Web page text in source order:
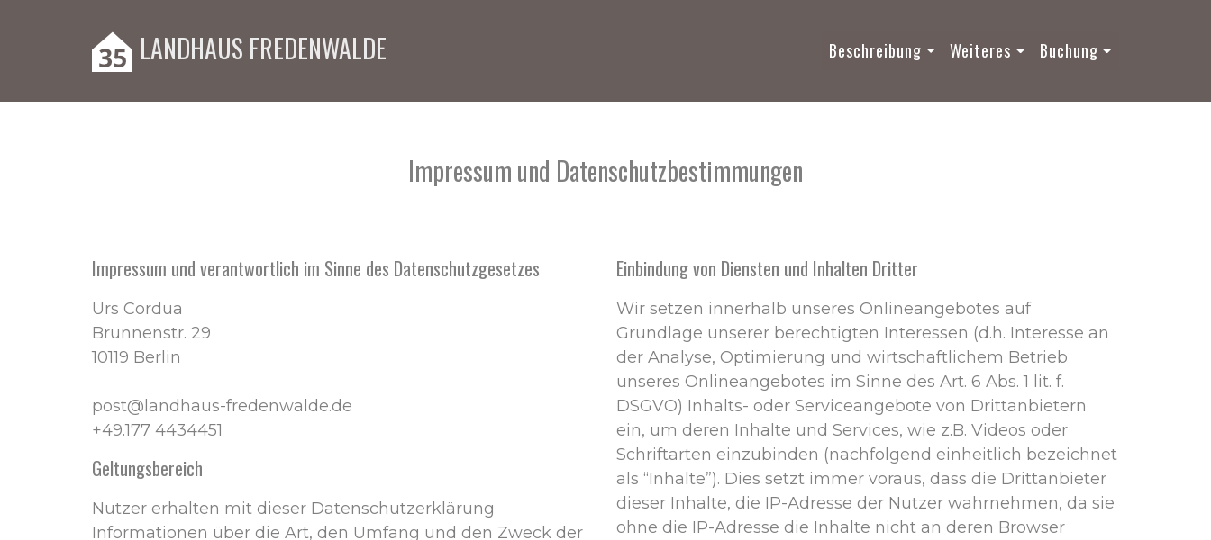
LANDHAUS FREDENWALDE Beschreibung Weiteres Buchung
Impressum und Datenschutzbestimmungen
Impressum und verantwortlich im Sinne des Datenschutzgesetzes
Urs Cordua
Brunnenstr. 29
10119 Berlin
post@landhaus-fredenwalde.de
+49.177 4434451
Geltungsbereich
Nutzer erhalten mit dieser Datenschutzerklärung
Informationen über die Art, den Umfang und den Zweck der
Einbindung von Diensten und Inhalten Dritter
Wir setzen innerhalb unseres Onlineangebotes auf
Grundlage unserer berechtigten Interessen (d.h. Interesse an
der Analyse, Optimierung und wirtschaftlichem Betrieb
unseres Onlineangebotes im Sinne des Art. 6 Abs. 1 lit. f.
DSGVO) Inhalts- oder Serviceangebote von Drittanbietern
ein, um deren Inhalte und Services, wie z.B. Videos oder
Schriftarten einzubinden (nachfolgend einheitlich bezeichnet
als “Inhalte”). Dies setzt immer voraus, dass die Drittanbieter
dieser Inhalte, die IP-Adresse der Nutzer wahrnehmen, da sie
ohne die IP-Adresse die Inhalte nicht an deren Browser